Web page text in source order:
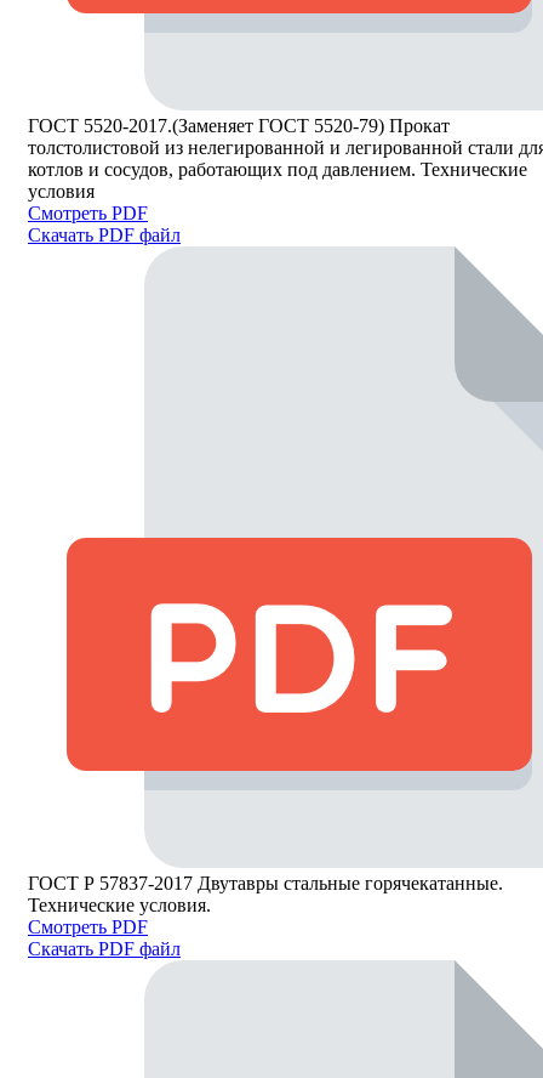
ГОСТ 5520-2017.(Заменяет ГОСТ 5520-79) Прокат
толстолистовой из нелегированной и легированной стали
котлов и сосудов, работающих под давлением. Технические
условия
Смотреть PDF
Скачать PDF файл
ГОСТ Р 57837-2017 Двутавры стальные горячекатанные.
Технические условия.
Смотреть PDF
Скачать PDF файл